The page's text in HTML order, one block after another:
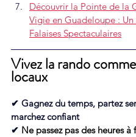
Découvrir la Pointe de la
Vigie en Guadeloupe : Un
Falaises Spectaculaires
Vivez la rando
locaux
✔ Gagnez du temps, partez
marchez confiant
✔ Ne passez pas des heures à f